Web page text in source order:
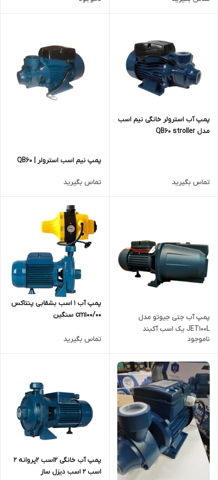
پمپ آب استرولر خانگی نیم اسب
مدل QB60 stroller
تماس بگیرید
پمپ نیم اسب استرولر | QB60
تماس بگیرید
پمپ آب جتی جیوتو مدل
JET100L یک اسب آکبند
ناموجود
پمپ آب 1 اسب بشقابی پنتاکس
cm100/00 سنگین
تماس بگیرید
پمپ آب خانگی ۲اسب ۲پروانه ۲
اسب 2 اسب دیزل ساز